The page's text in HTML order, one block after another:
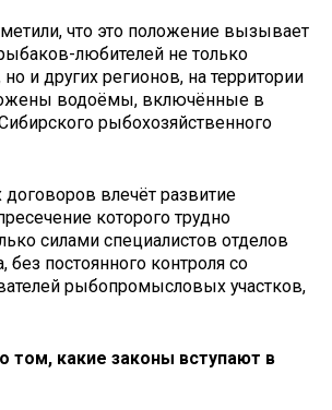
что это положение вызывает
любителей не только
но и других регионов, на территории
водоёмы, включённые в
рыбохозяйственного
договоров влечёт развитие
которого трудно
силами специалистов отделов
без постоянного контроля со
рыбопромысловых участков,
том, какие законы вступают в